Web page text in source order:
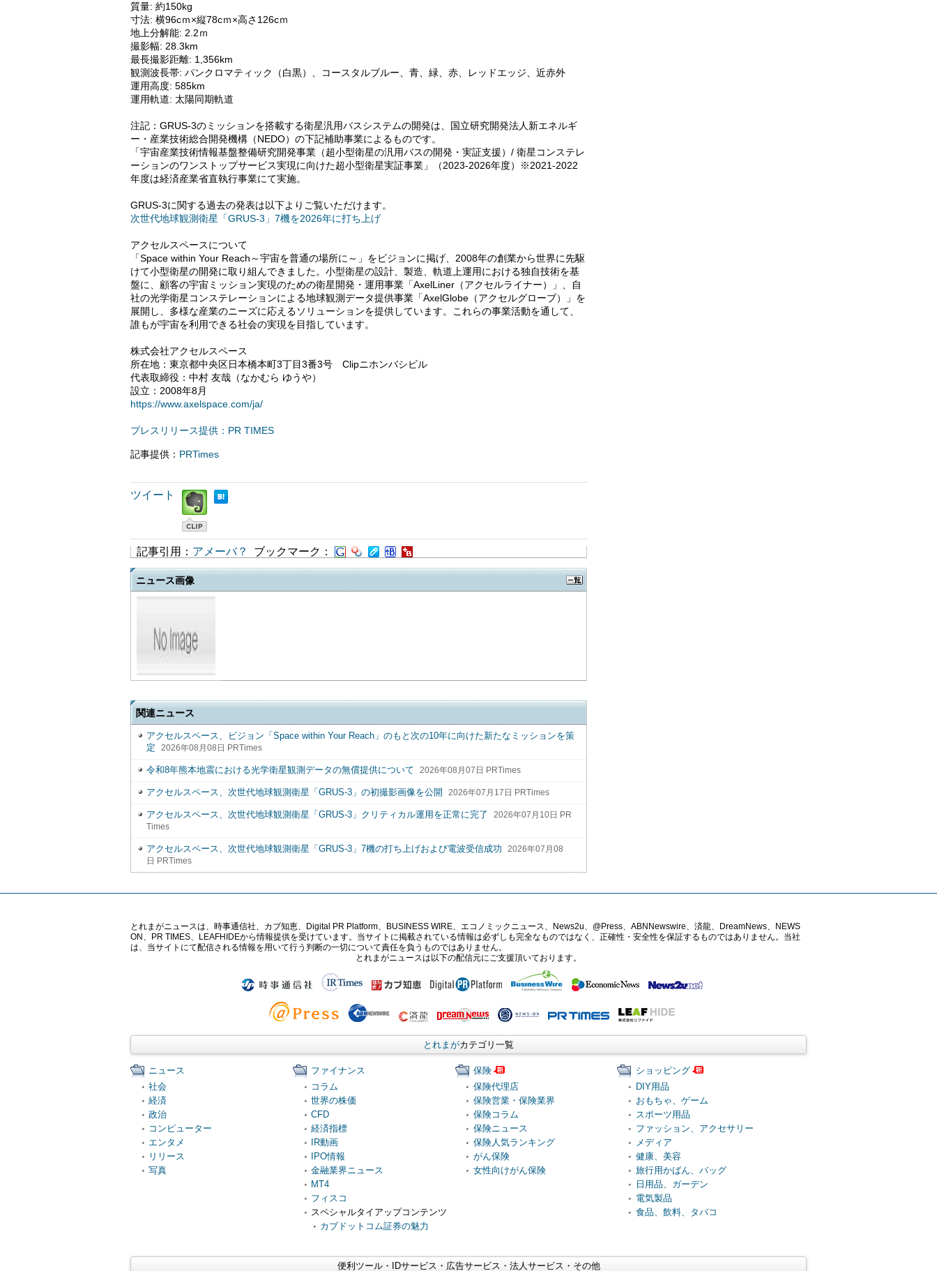
質量: 約150kg
寸法: 横96cｍ×縦78cｍ×高さ126cｍ
地上分解能: 2.2ｍ
撮影幅: 28.3km
最長撮影距離: 1,356km
観測波長帯: パンクロマティック（白黒）、コースタルブルー、青、緑、赤、レッドエッジ、近赤外
運用高度: 585km
運用軌道: 太陽同期軌道
注記：GRUS-3のミッションを搭載する衛星汎用バスシステムの開発は、国立研究開発法人新エネルギ
ー・産業技術総合開発機構（NEDO）の下記補助事業によるものです。
「宇宙産業技術情報基盤整備研究開発事業（超小型衛星の汎用バスの開発・実証支援）/ 衛星コンステレ
ーションのワンストップサービス実現に向けた超小型衛星実証事業」（2023-2026年度）※2021-2022
年度は経済産業省直執行事業にて実施。
GRUS-3に関する過去の発表は以下よりご覧いただけます。
次世代地球観測衛星「GRUS-3」7機を2026年に打ち上げ
アクセルスペースについて
「Space within Your Reach～宇宙を普通の場所に～」をビジョンに掲げ、2008年の創業から世界に先駆
けて小型衛星の開発に取り組んできました。小型衛星の設計、製造、軌道上運用における独自技術を基
盤に、顧客の宇宙ミッション実現のための衛星開発・運用事業「AxelLiner（アクセルライナー）」、自
社の光学衛星コンステレーションによる地球観測データ提供事業「AxelGlobe（アクセルグローブ）」を
展開し、多様な産業のニーズに応えるソリューションを提供しています。これらの事業活動を通して、
誰もが宇宙を利用できる社会の実現を目指しています。
株式会社アクセルスペース
所在地：東京都中央区日本橋本町3丁目3番3号 Clipニホンバシビル
代表取締役：中村 友哉（なかむら ゆうや）
設立：2008年8月
https://www.axelspace.com/ja/
プレスリリース提供：PR TIMES
記事提供： PRTimes
ツイート
記事引用： アメーバ？ ブックマーク：
ニュース画像
関連ニュース
アクセルスペース、ビジョン「Space within Your Reach」のもと次の10年に向けた新たなミッションを策
定
2026年08月08日 PRTimes
令和8年熊本地震における光学衛星観測データの無償提供について 2026年08月07日 PRTimes
アクセルスペース、次世代地球観測衛星「GRUS-3」の初撮影画像を公開 2026年07月17日 PRTimes
アクセルスペース、次世代地球観測衛星「GRUS-3」クリティカル運用を正常に完了
2026年07月10日 PR
Times
アクセルスペース、次世代地球観測衛星「GRUS-3」7機の打ち上げおよび電波受信成功
2026年07月08
日 PRTimes
とれまがニュースは、時事通信社、カブ知恵、Digital PR Platform、BUSINESS WIRE、エコノミックニュース、News2u、@Press、ABNNewswire、済龍、DreamNews、NEWS
ON、PR TIMES、LEAFHIDEから情報提供を受けています。当サイトに掲載されている情報は必ずしも完全なものではなく、正確性・安全性を保証するものではありません。当社
は、当サイトにて配信される情報を用いて行う判断の一切について責任を負うものではありません。
とれまがニュースは以下の配信元にご支援頂いております。
とれまがカテゴリ一覧
ニュース
社会
経済
政治
コンピューター
エンタメ
リリース
写真
ファイナンス
コラム
世界の株価
CFD
経済指標
IR動画
IPO情報
金融業界ニュース
MT4
フィスコ
スペシャルタイアップコンテンツ
カブドットコム証券の魅力
保険
保険代理店
保険営業・保険業界
保険コラム
保険ニュース
保険人気ランキング
がん保険
女性向けがん保険
ショッピング
DIY用品
おもちゃ、ゲーム
スポーツ用品
ファッション、アクセサリー
メディア
健康、美容
旅行用かばん、バッグ
日用品、ガーデン
電気製品
食品、飲料、タバコ
便利ツール・IDサービス・広告サービス・法人サービス・その他